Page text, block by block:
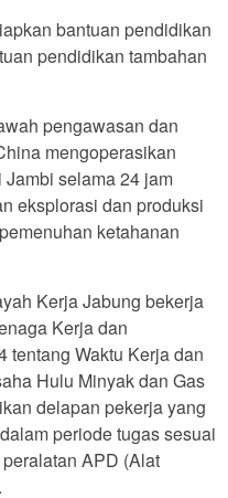
bantuan pendidikan
pendidikan tambahan
pengawasan dan
mengoperasikan
selama 24 jam
eksplorasi dan produksi
ketahanan
Kerja Jabung bekerja
Kerja dan
tentang Waktu Kerja dan
Hulu Minyak dan Gas
delapan pekerja yang
periode tugas sesuai
APD (Alat